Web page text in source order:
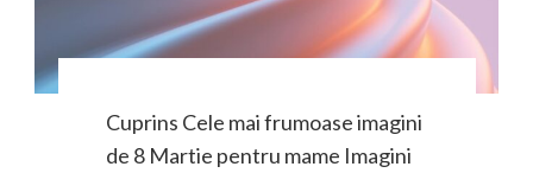
Cuprins Cele mai frumoase imagini
de 8 Martie pentru mame Imagini